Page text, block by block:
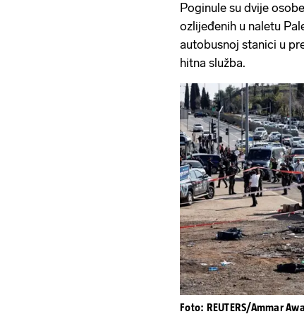
Poginule su dvije
ozlijeđenih u naletu
autobusnoj stanici u
hitna služba.
Foto: REUTERS/Ammar